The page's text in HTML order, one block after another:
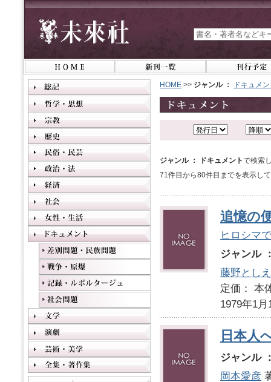
HOME >> ジャンル ： ドキュメ
ジャンル ： ドキュメントで検索
71件目から80件目までを表示し
追憶の
ヒロシマ
ジャンル
藤野としえ
定価：
1979年1月
日本人
ジャンル
岡本愛彦